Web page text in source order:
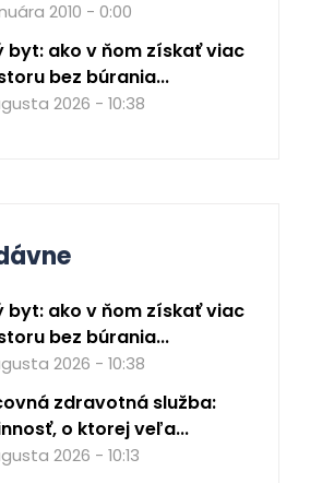
2010 - 0:00
byt: ako v ňom získať viac
bez búrania...
2026 - 10:38
byt: ako v ňom získať viac
bez búrania...
2026 - 10:38
zdravotná služba:
o ktorej veľa...
2026 - 10:13